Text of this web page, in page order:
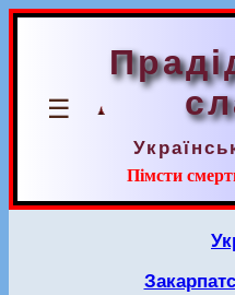
☰
Пімсти